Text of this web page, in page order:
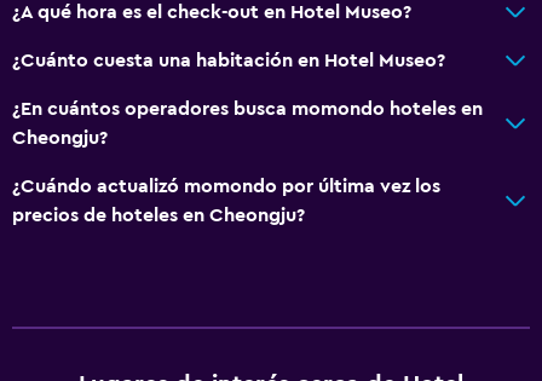
¿A qué hora es el check-out en Hotel Museo?
¿Cuánto cuesta una habitación en Hotel Museo?
¿En cuántos operadores busca momondo hoteles en
Cheongju?
¿Cuándo actualizó momondo por última vez los
precios de hoteles en Cheongju?